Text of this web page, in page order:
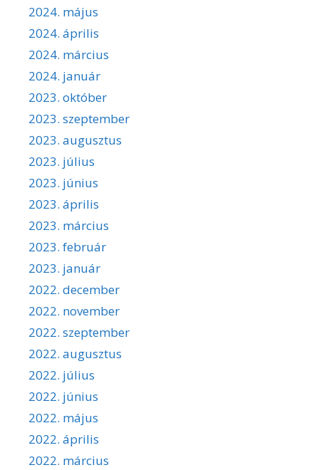
2024. május
2024. április
2024. március
2024. január
2023. október
2023. szeptember
2023. augusztus
2023. július
2023. június
2023. április
2023. március
2023. február
2023. január
2022. december
2022. november
2022. szeptember
2022. augusztus
2022. július
2022. június
2022. május
2022. április
2022. március